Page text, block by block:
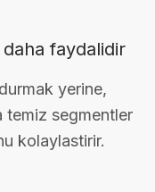
faydalidir
yerine,
temiz segmentler
kolaylastirir.